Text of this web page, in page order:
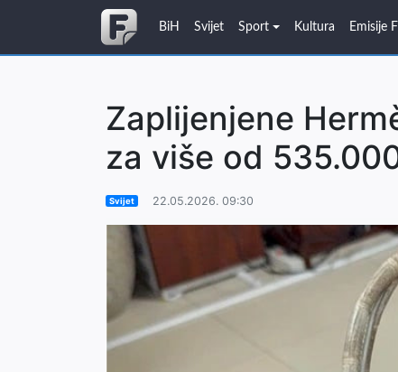
BiH Svijet Sport Kultura Emisije
Zaplijenjene
za više od
Svijet 22.05.2026. 09:30